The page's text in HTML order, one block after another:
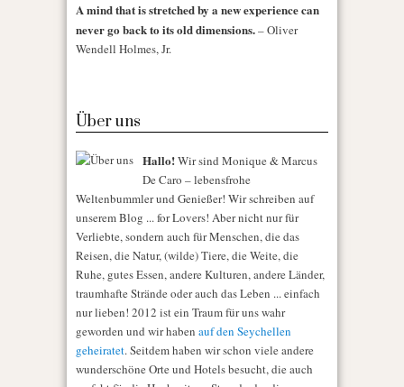
A mind that is stretched by a new experience can
never go back to its old dimensions.– Oliver
Wendell Holmes, Jr.
Über uns
Hallo!Wir sind Monique & Marcus
De Caro – lebensfrohe
Weltenbummler und Genießer! Wir schreiben auf
unserem Blog ... for Lovers! Aber nicht nur für
Verliebte, sondern auch für Menschen, die das
Reisen, die Natur, (wilde) Tiere, die Weite, die
Ruhe, gutes Essen, andere Kulturen, andere Länder,
traumhafte Strände oder auch das Leben ... einfach
nur lieben! 2012 ist ein Traum für uns wahr
geworden und wir haben auf den Seychellen
geheiratet. Seitdem haben wir schon viele andere
wunderschöne Orte und Hotels besucht, die auch